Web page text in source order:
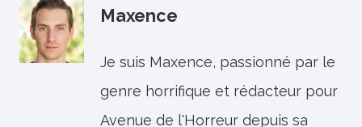
Maxence
Je suis Maxence, passionné par le
genre horrifique et rédacteur pour
Avenue de l'Horreur depuis sa